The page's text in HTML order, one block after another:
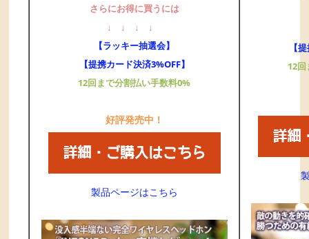
さらにお得に買うには
↓
↓ ↓
↓
【ラッキー抽選会】
【提携カード決済3%OFF】
12回まで分割払い手数料0%
好評発売中！
製品ページはこちら
【
12